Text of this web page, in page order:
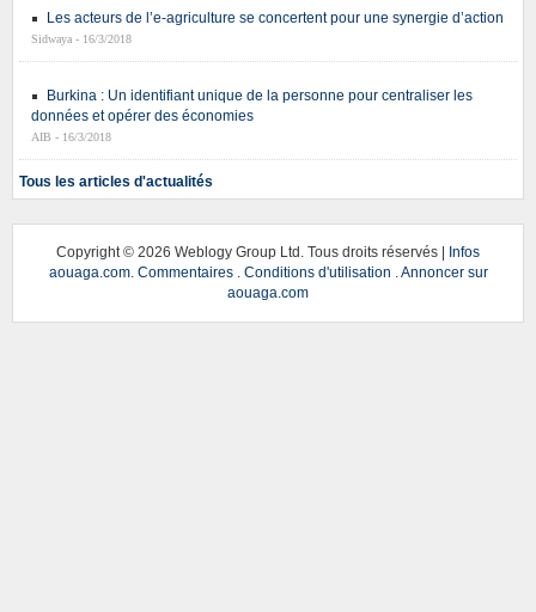
Les acteurs de l’e-agriculture se concertent pour une synergie d’action
Sidwaya - 16/3/2018
Burkina : Un identifiant unique de la personne pour centraliser les
données et opérer des économies
AIB - 16/3/2018
Tous les articles d'actualités
Copyright © 2026 Weblogy Group Ltd. Tous droits réservés |
Infos
aouaga.com. Commentaires. Conditions d'utilisation .Annoncer sur
aouaga.com